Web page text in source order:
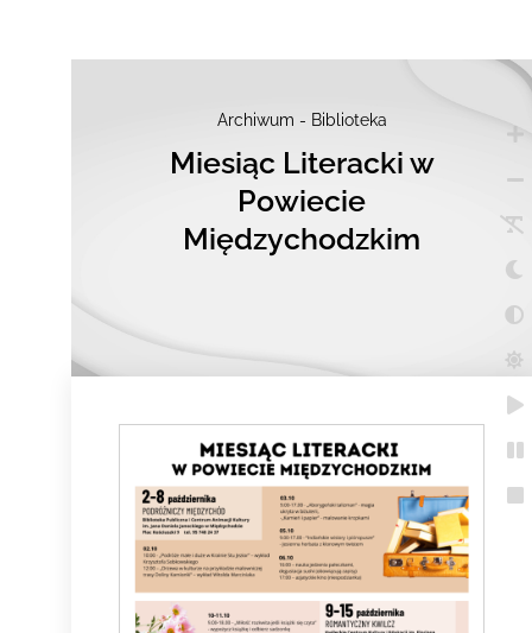
Archiwum - Biblioteka
Miesiąc Literacki w
Powiecie
Międzychodzkim